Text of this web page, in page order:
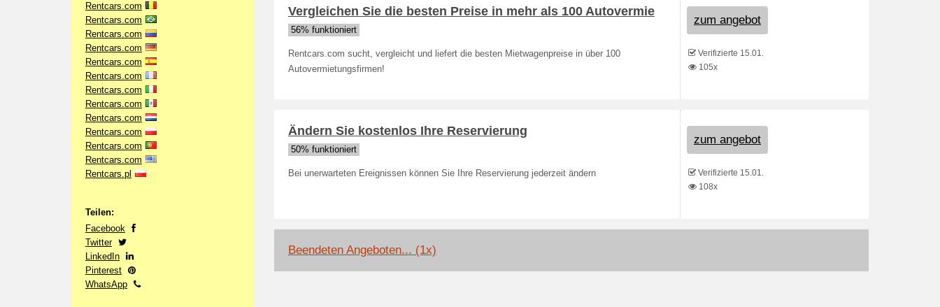
Rentcars.com
Rentcars.com
Rentcars.com
Rentcars.com
Rentcars.com
Rentcars.com
Rentcars.com
Rentcars.com
Rentcars.com
Rentcars.com
Rentcars.com
Rentcars.com
Rentcars.pl
Teilen:
Facebook
Twitter
LinkedIn
Pinterest
WhatsApp
Vergleichen Sie die besten Preise in mehr als 100 Autovermie
56% funktioniert
Rentcars.com sucht, vergleicht und liefert die besten Mietwagenpreise in über 100
Autovermietungsfirmen!
zum angebot
Verifizierte 15.01.
105x
Ändern Sie kostenlos Ihre Reservierung
50% funktioniert
Bei unerwarteten Ereignissen können Sie Ihre Reservierung jederzeit ändern
zum angebot
Verifizierte 15.01.
108x
Beendeten Angeboten... (1x)